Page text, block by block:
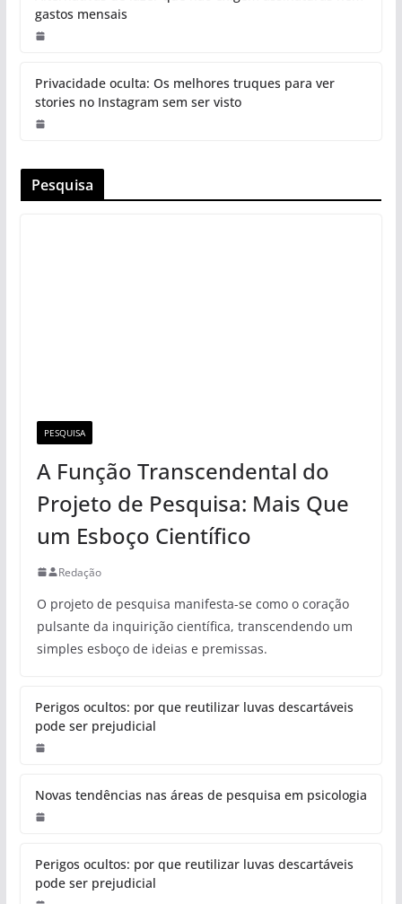
gastos mensais
Privacidade oculta: Os melhores truques para ver
stories no Instagram sem ser visto
Pesquisa
PESQUISA
A Função Transcendental do
Projeto de Pesquisa: Mais Que
um Esboço Científico
Redação
O projeto de pesquisa manifesta-se como o coração
pulsante da inquirição científica, transcendendo um
simples esboço de ideias e premissas.
Perigos ocultos: por que reutilizar luvas descartáveis
pode ser prejudicial
Novas tendências nas áreas de pesquisa em psicologia
Perigos ocultos: por que reutilizar luvas descartáveis
pode ser prejudicial